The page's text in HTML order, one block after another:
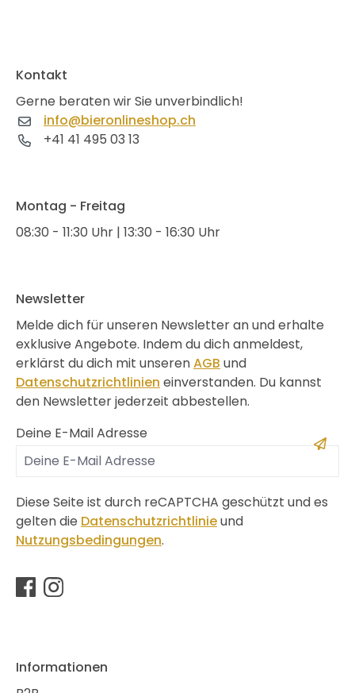
Kontakt
Gerne beraten wir Sie unverbindlich!
info@bieronlineshop.ch
+41 41 495 03 13
Montag - Freitag
08:30 - 11:30 Uhr | 13:30 - 16:30 Uhr
Newsletter
Melde dich für unseren Newsletter an und erhalte
exklusive Angebote. Indem du dich anmeldest,
erklärst du dich mit unserenAGB und
Datenschutzrichtlinien einverstanden. Du kannst
den Newsletter jederzeit abbestellen.
Deine E-Mail Adresse
Diese Seite ist durch reCAPTCHA geschützt und es
gelten die Datenschutzrichtlinieund
Nutzungsbedingungen.
Informationen